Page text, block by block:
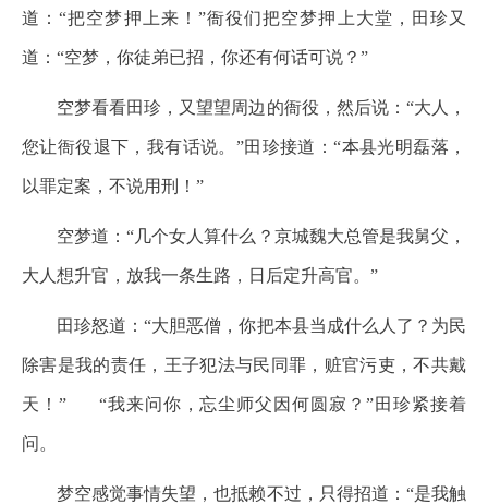
道：“把空梦押上来！”衙役们把空梦押上大堂，田珍又
道：“空梦，你徒弟已招，你还有何话可说？”
空梦看看田珍，又望望周边的衙役，然后说：“大人，
您让衙役退下，我有话说。”田珍接道：“本县光明磊落，
以罪定案，不说用刑！”
空梦道：“几个女人算什么？京城魏大总管是我舅父，
大人想升官，放我一条生路，日后定升高官。”
田珍怒道：“大胆恶僧，你把本县当成什么人了？为民
除害是我的责任，王子犯法与民同罪，赃官污吏，不共戴
天！” “我来问你，忘尘师父因何圆寂？”田珍紧接着
问。
梦空感觉事情失望，也抵赖不过，只得招道：“是我触